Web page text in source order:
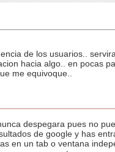
de los usuarios..
hacia algo.. en pocas
me equivoque..
despegara pues no
de google y has
en un tab o ventana